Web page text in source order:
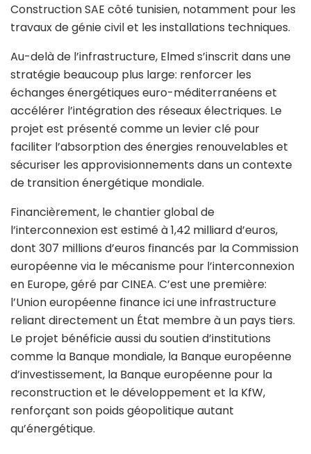
Construction SAE côté tunisien, notamment pour les
travaux de génie civil et les installations techniques.
Au-delà de l’infrastructure, Elmed s’inscrit dans une
stratégie beaucoup plus large: renforcer les
échanges énergétiques euro-méditerranéens et
accélérer l’intégration des réseaux électriques. Le
projet est présenté comme un levier clé pour
faciliter l’absorption des énergies renouvelables et
sécuriser les approvisionnements dans un contexte
de transition énergétique mondiale.
Financièrement, le chantier global de
l’interconnexion est estimé à 1,42 milliard d’euros,
dont 307 millions d’euros financés par la Commission
européenne via le mécanisme pour l’interconnexion
en Europe, géré parCINEA. C’est une première:
l’Union européenne finance ici une infrastructure
reliant directement un État membre à un pays tiers.
Le projet bénéficie aussi du soutien d’institutions
comme la Banque mondiale, la Banque européenne
d’investissement, la Banque européenne pour la
reconstruction et le développement et la KfW,
renforçant son poids géopolitique autant
qu’énergétique.